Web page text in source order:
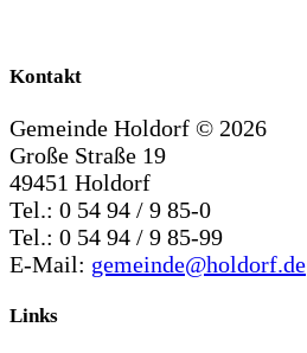
Kontakt
Gemeinde Holdorf © 2026
Große Straße 19
49451 Holdorf
Tel.: 0 54 94 / 9 85-0
Tel.: 0 54 94 / 9 85-99
E-Mail: gemeinde@holdorf.de
Links